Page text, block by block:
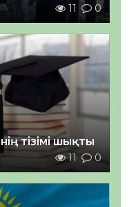
11 0
тізімі шықты
11 0